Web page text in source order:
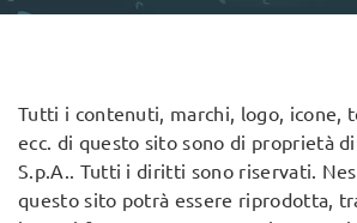
Tutti i contenuti, marchi, logo, icone,
ecc. di questo sito sono di proprietà
S.p.A.. Tutti i diritti sono riservati.
questo sito potrà essere riprodotta,